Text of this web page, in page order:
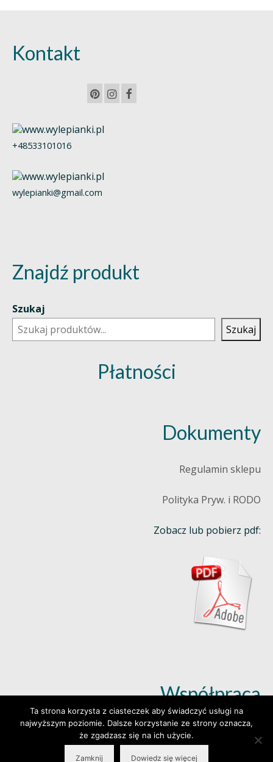
Kontakt
+48533101016
wylepianki@gmail.com
Znajdź produkt
Szukaj
Szukaj
Płatności
Dokumenty
Regulamin sklepu
Polityka Pryw. i RODO
Zobacz lub pobierz pdf:
Współpraca
Dowiedz się więcej (klik)
Ta strona korzysta z ciasteczek aby świadczyć usługi na
najwyższym poziomie. Dalsze korzystanie ze strony oznacza,
że zgadzasz się na ich użycie.
Zamknij Dowiedz się więcej